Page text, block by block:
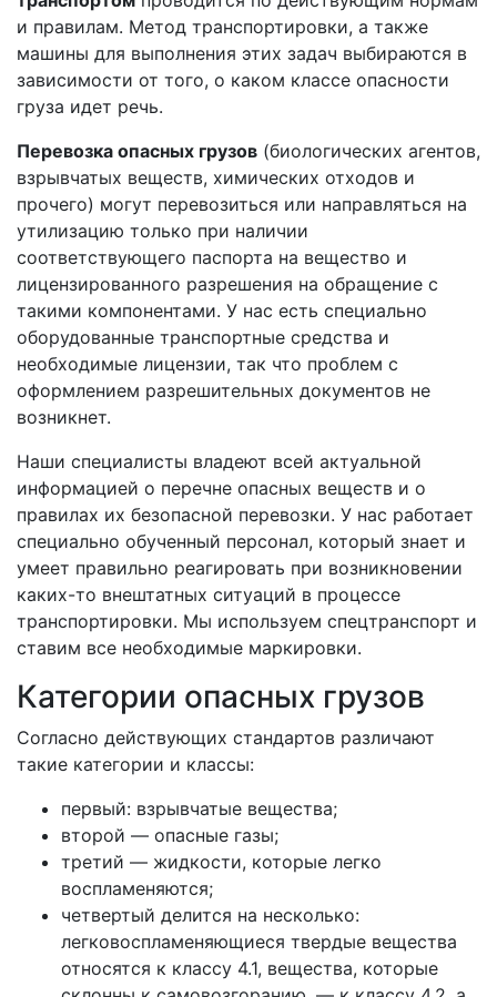
и правилам. Метод транспортировки, а также
машины для выполнения этих задач выбираются в
зависимости от того, о каком классе опасности
груза идет речь.
Перевозка опасных грузов (биологических агентов,
взрывчатых веществ, химических отходов и
прочего) могут перевозиться или направляться на
утилизацию только при наличии
соответствующего паспорта на вещество и
лицензированного разрешения на обращение с
такими компонентами. У нас есть специально
оборудованные транспортные средства и
необходимые лицензии, так что проблем с
оформлением разрешительных документов не
возникнет.
Наши специалисты владеют всей актуальной
информацией о перечне опасных веществ и о
правилах их безопасной перевозки. У нас работает
специально обученный персонал, который знает и
умеет правильно реагировать при возникновении
каких-то внештатных ситуаций в процессе
транспортировки. Мы используем спецтранспорт и
ставим все необходимые маркировки.
Категории опасных грузов
Согласно действующих стандартов различают
такие категории и классы:
первый: взрывчатые вещества;
второй — опасные газы;
третий — жидкости, которые легко
воспламеняются;
четвертый делится на несколько:
легковоспламеняющиеся твердые вещества
относятся к классу 4.1, вещества, которые